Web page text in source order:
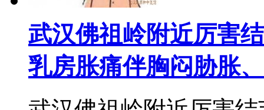
武汉佛祖岭附近厉害
乳房胀痛伴胸闷胁胀、